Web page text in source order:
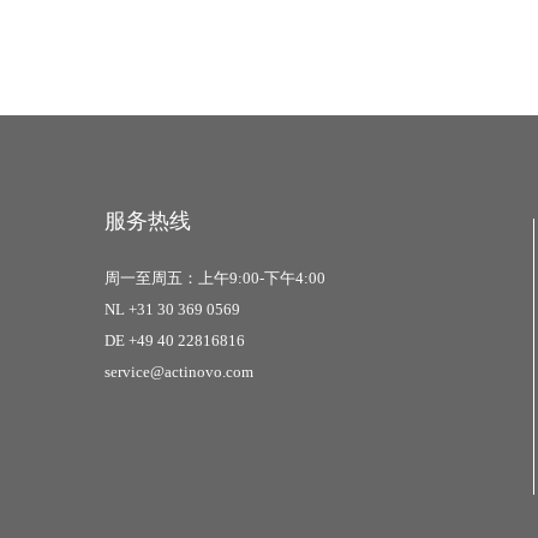
服务热线
周一至周五：上午9:00-下午4:00
NL +31 30 369 0569
DE +49 40 22816816
service@actinovo.com